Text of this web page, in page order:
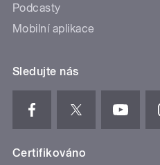
Podcasty
Mobilní aplikace
Sledujte nás
Certifikováno